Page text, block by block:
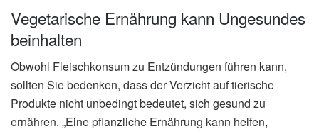
Vegetarische Ernährung kann Ungesundes
beinhalten
Obwohl Fleischkonsum zu Entzündungen führen kann,
sollten Sie bedenken, dass der Verzicht auf tierische
Produkte nicht unbedingt bedeutet, sich gesund zu
ernähren. „Eine pflanzliche Ernährung kann helfen,